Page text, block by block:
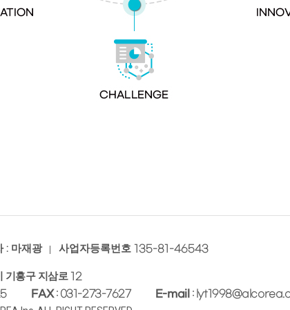
: 마재광 사업자등록번호 135-81-46543
기흥구 지삼로 12
FAX: 031-273-7627 E-mail :